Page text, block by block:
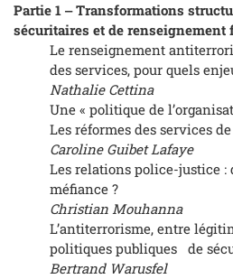
Partie 1 ‒ Transformations
sécuritaires et de renseignement
Le renseignement
des services, pour quels
Nathalie Cettina
Une « politique de
Les réformes des services
Caroline Guibet Lafaye
Les relations police-justice :
méfiance ?
Christian Mouhanna
L’antiterrorisme, entre
politiques publiques de
Bertrand Warusfel